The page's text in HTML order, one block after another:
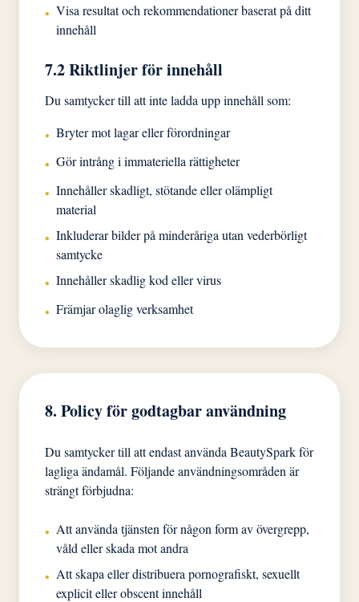
• Visa resultat och rekommendationer baserat på ditt
innehåll
7.2 Riktlinjer för innehåll
Du samtycker till att inte ladda upp innehåll som:
• Bryter mot lagar eller förordningar
• Gör intrång i immateriella rättigheter
• Innehåller skadligt, stötande eller olämpligt
material
• Inkluderar bilder på minderåriga utan vederbörligt
samtycke
• Innehåller skadlig kod eller virus
• Främjar olaglig verksamhet
8. Policy för godtagbar användning
Du samtycker till att endast använda BeautySpark för
lagliga ändamål. Följande användningsområden är
strängt förbjudna:
• Att använda tjänsten för någon form av övergrepp,
våld eller skada mot andra
• Att skapa eller distribuera pornografiskt, sexuellt
explicit eller obscent innehåll